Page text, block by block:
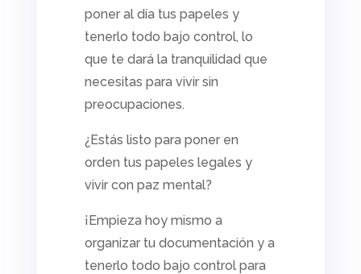
poner al día tus papeles y
tenerlo todo bajo control, lo
que te dará la tranquilidad que
necesitas para vivir sin
preocupaciones.
¿Estás listo para poner en
orden tus papeles legales y
vivir con paz mental?
¡Empieza hoy mismo a
organizar tu documentación y a
tenerlo todo bajo control para